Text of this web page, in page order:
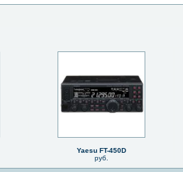
Yaesu FT-450D
руб.